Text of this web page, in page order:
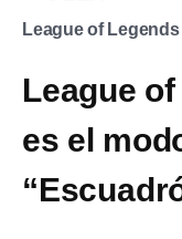
League of Legends
League
es el